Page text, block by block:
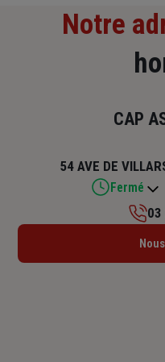
Notre
CAP
54 AVE DE
Fermé
Lundi :
03